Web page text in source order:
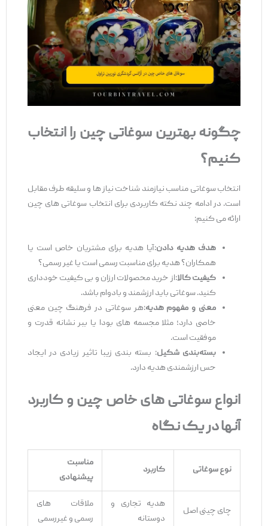
چگونه بهترین سوغاتی‌چین را انتخاب
کنیم؟
انتخاب سوغاتی مناسب نیازمند شناخت نیاز ها و سلیقه طرف مقابل
است. در ادامه چند نکته کاربردی برای انتخاب سوغاتی ‌های چین
ارائه می‌ کنیم:
هدف هدیه دادن:آیا هدیه برای مشتریان خاص است یا
همکاران؟ هدیه برای مناسبت رسمی است یا غیر رسمی؟
کیفیت کالا:از خرید محصولات ارزان و بی ‌کیفیت خودداری
کنید. سوغاتی باید ارزشمند و بادوام باشد.
معنی و مفهوم هدیه:هر سوغاتی در فرهنگ چین معنی
خاصی دارد؛ مثلا مجسمه ‌های بودا یا ببر نشانه قدرت و
موفقیت است.
بسته‌بندی شکیل: بسته ‌بندی زیبا تاثیر زیادی در ایجاد
حس ارزشمندی هدیه دارد.
انواع سوغاتی‌های خاص چین و کاربرد
آنهادر یک نگاه
نوع سوغاتی کاربرد
مناسبت
پیشنهادی
چای چینی اصل
هدیه تجاری و
دوستانه
ملاقات‌ های
رسمی و غیررسمی